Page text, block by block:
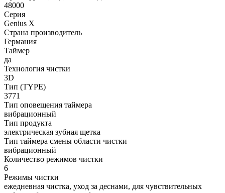
48000
Серия
Genius X
Страна производитель
Германия
Таймер
да
Технология чистки
3D
Тип (TYPE)
3771
Тип оповещения таймера
вибрационный
Тип продукта
электрическая зубная щетка
Тип таймера смены области чистки
вибрационный
Количество режимов чистки
6
Режимы чистки
ежедневная чистка, уход за деснами, для чувствительных